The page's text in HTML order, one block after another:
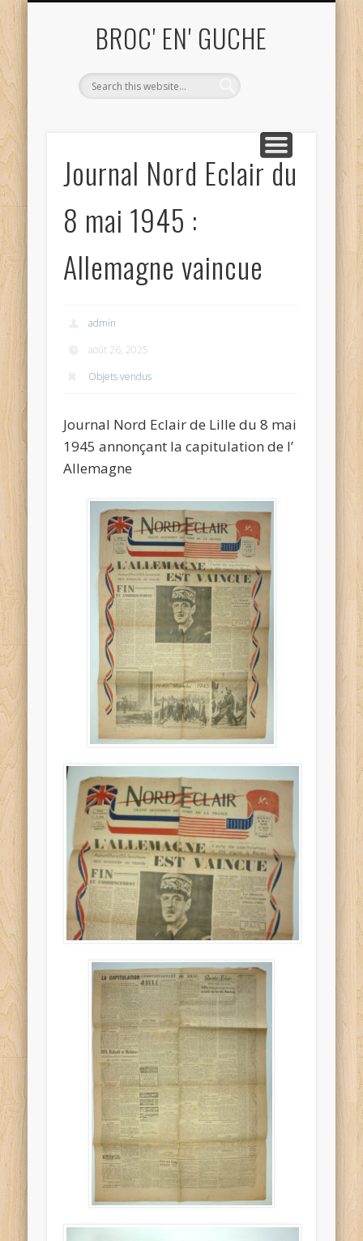
BROC' EN' GUCHE
Journal Nord Eclair du
8 mai 1945 :
Allemagne vaincue
admin
août 26, 2025
Objets vendus
Journal Nord Eclair de Lille du 8 mai
1945 annonçant la capitulation de l’
Allemagne